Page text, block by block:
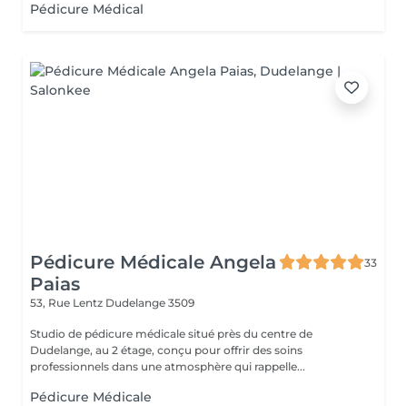
Pédicure Médical
Pédicure Médicale Angela
Paias
33
53, Rue Lentz Dudelange 3509
Studio de pédicure médicale situé près du centre de
Dudelange, au 2 étage, conçu pour offrir des soins
professionnels dans une atmosphère qui rappelle...
Pédicure Médicale